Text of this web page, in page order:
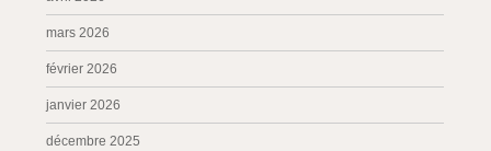
mars 2026
février 2026
janvier 2026
décembre 2025